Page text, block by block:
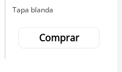
Tapa blanda
Comprar